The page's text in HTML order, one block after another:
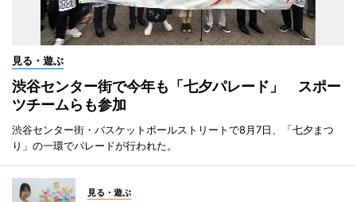
見る・遊ぶ
渋谷センター街で今年も「七夕パレード」 スポー
ツチームらも参加
渋谷センター街・バスケットボールストリートで8月7日、「七夕まつ
り」の一環でパレードが行われた。
見る・遊ぶ